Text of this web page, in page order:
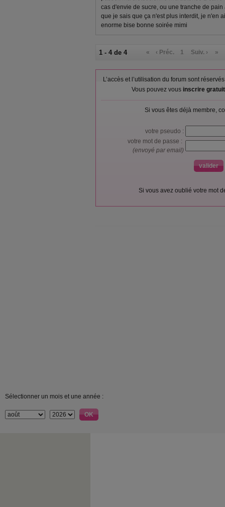
cas d'envie de sucre, ou une tranche de
que je sais que ça n'est plus interdit, je n'en
enorme bise bonne soirée mimi
1 - 4 de 4 « ‹ Préc. 1 Suiv. › »
L’accès et l’utilisation du forum sont
Vous pouvez vous inscrire
Si vous êtes déjà membre,
votre pseudo :
votre mot de passe :
(envoyé par email)
Si vous avez oublié votre mot
Sélectionner un mois et une année :